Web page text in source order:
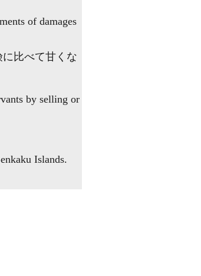
of damages
比べて甘くな
by selling or
Islands.